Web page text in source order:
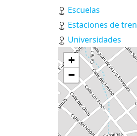
Escuelas
Estaciones de tren
Universidades
+
−